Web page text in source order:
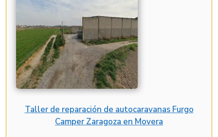
Taller de reparación de autocaravanas Furgo
Camper Zaragoza en Movera